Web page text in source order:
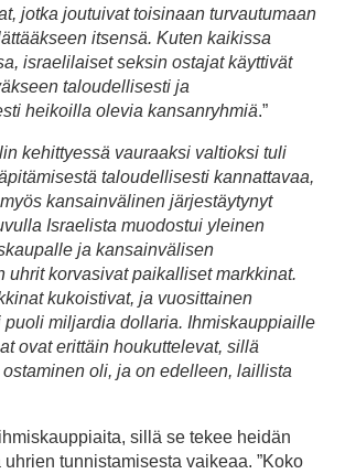
jotka joutuivat toisinaan turvautumaan
itsensä. Kuten kaikissa
israelilaiset seksin ostajat käyttivät
taloudellisesti ja
heikoilla olevia kansanryhmiä.”
kehittyessä vauraaksi valtioksi tuli
taloudellisesti kannattavaa,
kansainvälinen järjestäytynyt
Israelista muodostui yleinen
ja kansainvälisen
uhrit korvasivat paikalliset markkinat.
kukoistivat, ja vuosittainen
miljardia dollaria. Ihmiskauppiaille
ovat erittäin houkuttelevat, sillä
oli, ja on edelleen, laillista
sillä se tekee heidän
tunnistamisesta vaikeaa. ”Koko